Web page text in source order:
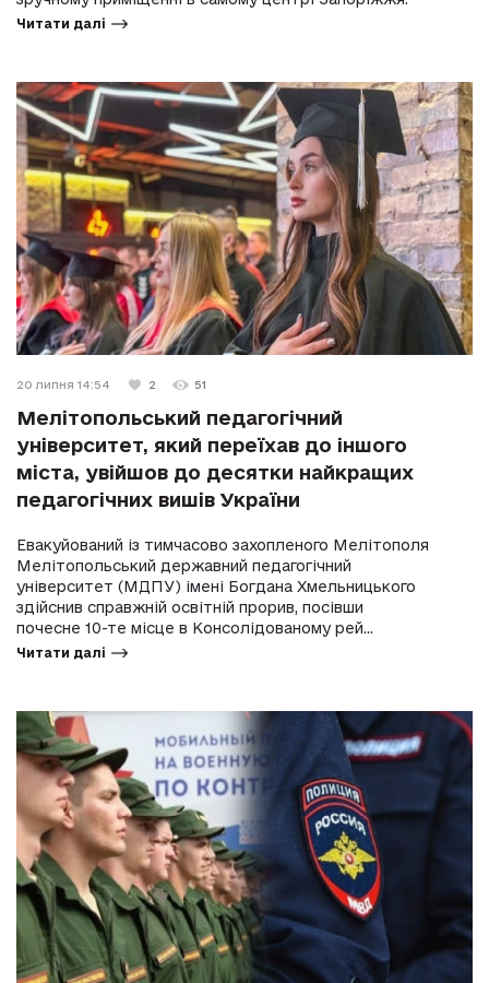
Читати далі
20 липня 14:54 2 51
Мелітопольський педагогічний
університет, який переїхав до іншого
міста, увійшов до десятки найкращих
педагогічних вишів України
Евакуйований із тимчасово захопленого Мелітополя
Мелітопольський державний педагогічний
університет (МДПУ) імені Богдана Хмельницького
здійснив справжній освітній прорив, посівши
почесне 10-те місце в Консолідованому рей...
Читати далі